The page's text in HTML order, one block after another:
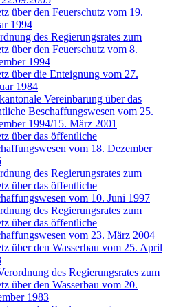
über den Feuerschutz vom 19.
1994
des Regierungsrates zum
über den Feuerschutz vom 8.
1994
über die Enteignung vom 27.
1984
Vereinbarung über das
Beschaffungswesen vom 25.
1994/15. März 2001
über das öffentliche
vom 18. Dezember
des Regierungsrates zum
über das öffentliche
vom 10. Juni 1997
des Regierungsrates zum
über das öffentliche
vom 23. März 2004
über den Wasserbau vom 25. April
des Regierungsrates zum
über den Wasserbau vom 20.
1983